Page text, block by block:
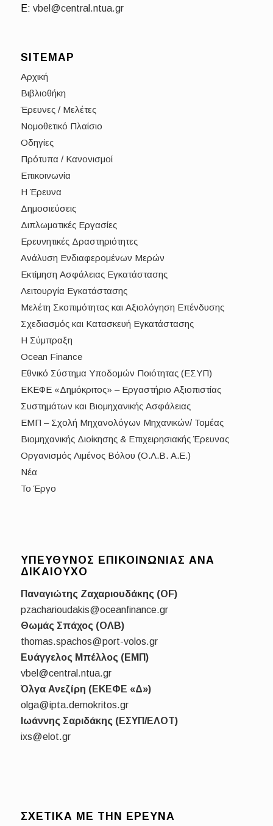
E: vbel@central.ntua.gr
SITEMAP
Αρχική
Βιβλιοθήκη
Έρευνες / Μελέτες
Νομοθετικό Πλαίσιο
Οδηγίες
Πρότυπα / Κανονισμοί
Επικοινωνία
Η Έρευνα
Δημοσιεύσεις
Διπλωματικές Εργασίες
Ερευνητικές Δραστηριότητες
Ανάλυση Ενδιαφερομένων Μερών
Εκτίμηση Ασφάλειας Εγκατάστασης
Λειτουργία Εγκατάστασης
Μελέτη Σκοπιμότητας και Αξιολόγηση Επένδυσης
Σχεδιασμός και Κατασκευή Εγκατάστασης
Η Σύμπραξη
Ocean Finance
Εθνικό Σύστημα Υποδομών Ποιότητας (ΕΣΥΠ)
ΕΚΕΦΕ «Δημόκριτος» – Εργαστήριο Αξιοπιστίας
Συστημάτων και Βιομηχανικής Ασφάλειας
ΕΜΠ – Σχολή Μηχανολόγων Μηχανικών/ Τομέας
Βιομηχανικής Διοίκησης & Επιχειρησιακής Έρευνας
Οργανισμός Λιμένος Βόλου (Ο.Λ.Β. Α.Ε.)
Νέα
Το Έργο
ΥΠΕΎΘΥΝΟΣ ΕΠΙΚΟΙΝΩΝΊΑΣ ΑΝΆ
ΔΙΚΑΙΟΎΧΟ
Παναγιώτης Ζαχαριουδάκης (OF)
pzacharioudakis@oceanfinance.gr
Θωμάς Σπάχος (ΟΛΒ)
thomas.spachos@port-volos.gr
Ευάγγελος Μπέλλος (ΕΜΠ)
vbel@central.ntua.gr
Όλγα Ανεζίρη (ΕΚΕΦΕ «Δ»)
olga@ipta.demokritos.gr
Ιωάννης Σαριδάκης (ΕΣΥΠ/ΕΛΟΤ)
ixs@elot.gr
ΣΧΕΤΙΚΆ ΜΕ ΤΗΝ ΈΡΕΥΝΑ